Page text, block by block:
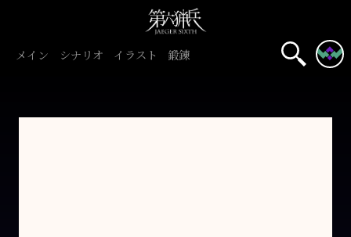
メイン シナリオ イラスト 鍛錬